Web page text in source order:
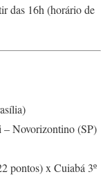
das 16h (horário de
– Novorizontino (SP)
pontos) x Cuiabá 3º